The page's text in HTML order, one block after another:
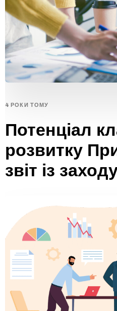
4 РОКИ ТОМУ
Потенціал
розвитку
звіт із